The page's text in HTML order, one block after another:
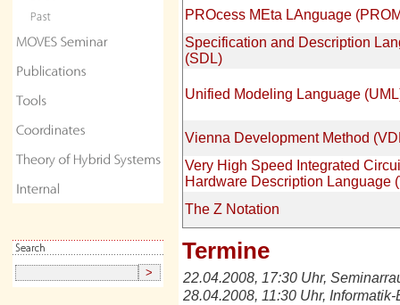
PROcess MEta LAnguage
Specification and Description
(SDL)
Unified Modeling Language
Vienna Development Method
Very High Speed Integrated
Hardware Description Language
The Z Notation
Termine
22.04.2008, 17:30 Uhr,
28.04.2008, 11:30 Uhr,